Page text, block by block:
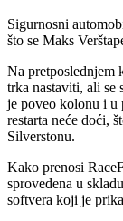
Sigurnosni
što se Maks
Na pretposlednjem
trka nastaviti, ali se
je poveo kolonu i u
restarta neće doći,
Silverstonu.
Kako prenosi
sprovedena u
softvera koji je